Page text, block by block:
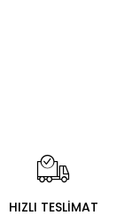
HIZLI TESLİMAT